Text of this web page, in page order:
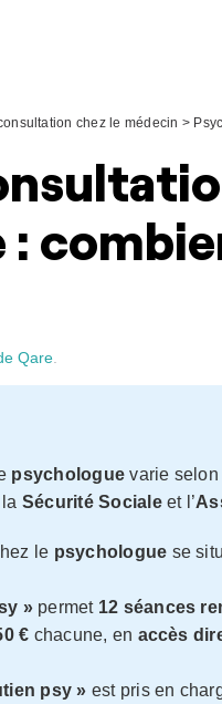
chez le médecin >
Qare.
psychologue varie
Sécurité Socialeet l’
le psychologue se
»permet 12 séances
€ chacune, en accès
psy » est pris en